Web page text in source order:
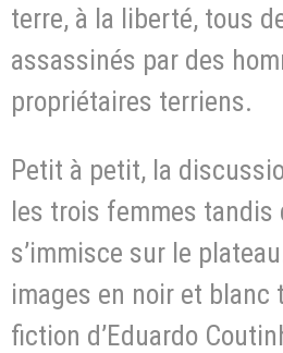
terre, à la liberté, tous
assassinés par des
propriétaires terriens.
Petit à petit, la
les trois femmes tandis
s’immisce sur le
images en noir et blanc
fiction d’Eduardo